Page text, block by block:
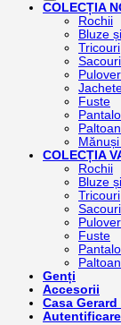
COLECȚIA
Rochii
Bluze
Tricouri
Sacouri
Fuste
COLECȚIA
Rochii
Bluze
Tricouri
Sacouri
Fuste
Genți
Accesorii
Casa Gerard
Autentificare